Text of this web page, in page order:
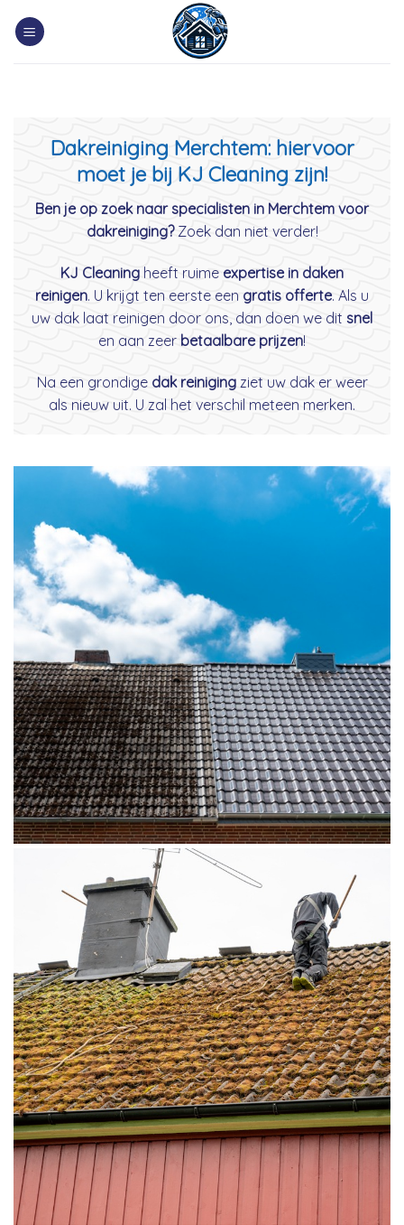
Dakreiniging Merchtem: hiervoor
moet je bij KJ Cleaning zijn!
Ben je op zoek naar specialisten in Merchtem voor
dakreiniging?Zoek dan niet verder!
KJ Cleaning heeft ruime expertise in daken
reinigen. U krijgt ten eerste een gratis offerte. Als u
uw dak laat reinigen door ons, dan doen we dit snel
en aan zeer betaalbare prijzen!
Na een grondige dak reinigingziet uw dak er weer
als nieuw uit. U zal het verschil meteen merken.